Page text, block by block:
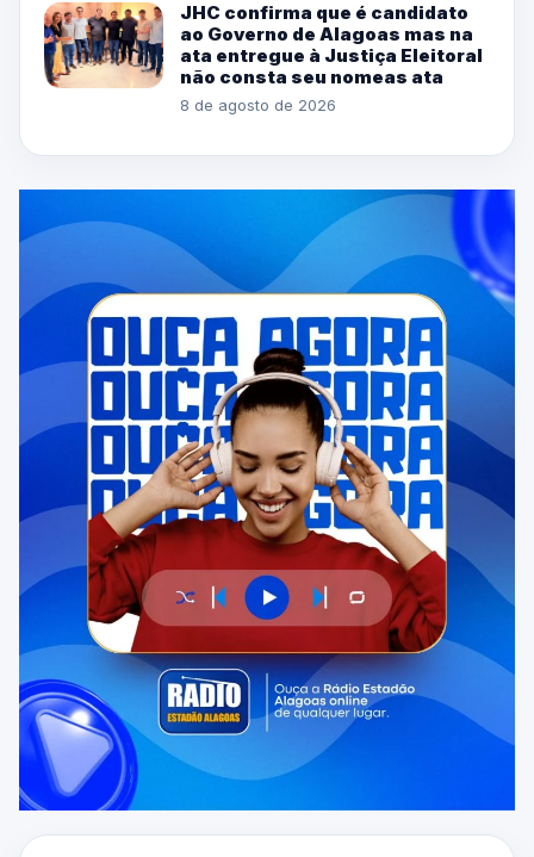
JHC confirma que é candidato
ao Governo de Alagoas mas na
ata entregue à Justiça Eleitoral
não consta seu nomeas ata
8 de agosto de 2026